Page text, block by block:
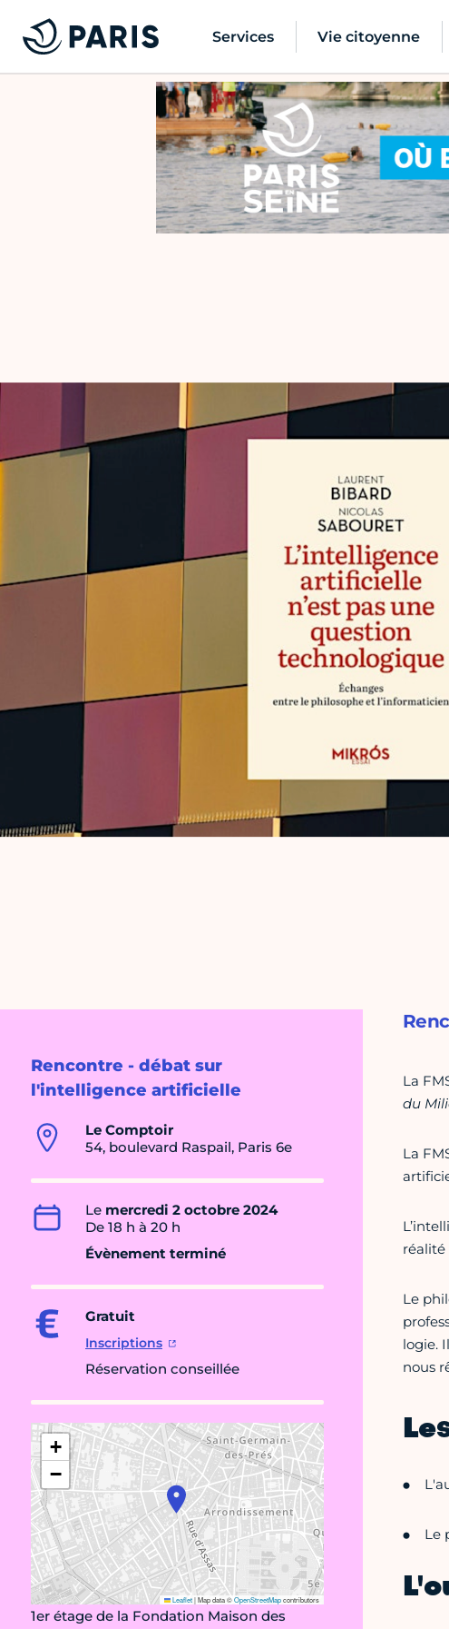
Services Vie citoyenne
Rencontre - débat sur
l'intelligence artificielle
Le Comptoir
54, boulevard Raspail, Paris 6e
Le mercredi 2 octobre 2024
De 18 h à 20 h
Évènement terminé
Gratuit
Inscriptions
Réservation conseillée
+
−
Leaflet|Map data ©OpenStreetMapcontributors
1er étage de la Fondation Maison des
La
du
La
réalité
Le
logie.
nous
Le